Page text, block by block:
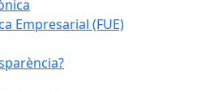
Empresarial (FUE)